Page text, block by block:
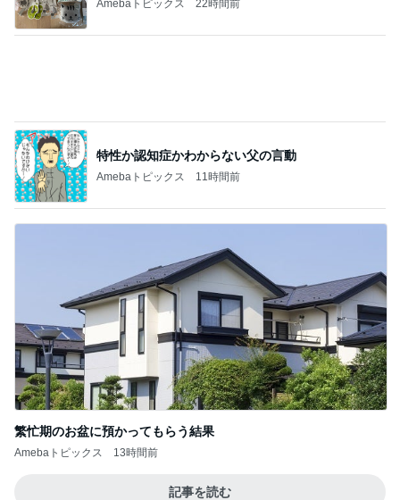
繁忙期のお盆に預かってもらう結果
Amebaトピックス
買わない理由が見つからない最強ワンピ
Amebaトピックス 1日前